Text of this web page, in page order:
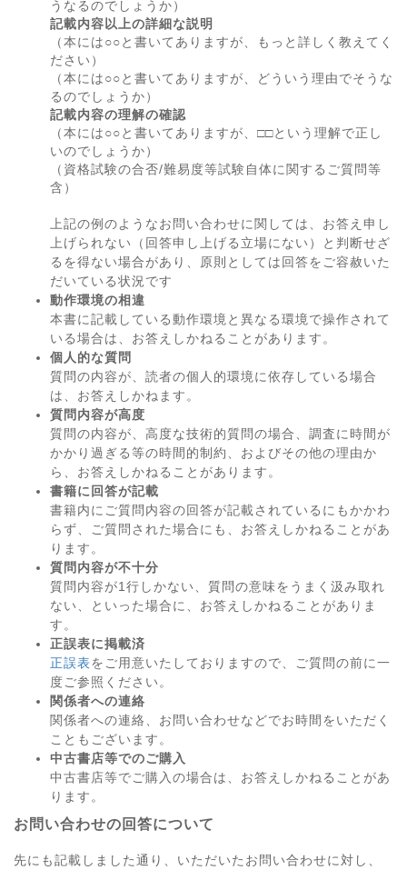
うなるのでしょうか）
記載内容以上の詳細な説明
（本には○○と書いてありますが、もっと詳しく教えてく
ださい）
（本には○○と書いてありますが、どういう理由でそうな
るのでしょうか）
記載内容の理解の確認
（本には○○と書いてありますが、□□という理解で正し
いのでしょうか）
（資格試験の合否/難易度等試験自体に関するご質問等
含）
上記の例のようなお問い合わせに関しては、お答え申し
上げられない（回答申し上げる立場にない）と判断せざ
るを得ない場合があり、原則としては回答をご容赦いた
だいている状況です
動作環境の相違
本書に記載している動作環境と異なる環境で操作されて
いる場合は、お答えしかねることがあります。
個人的な質問
質問の内容が、読者の個人的環境に依存している場合
は、お答えしかねます。
質問内容が高度
質問の内容が、高度な技術的質問の場合、調査に時間が
かかり過ぎる等の時間的制約、およびその他の理由か
ら、お答えしかねることがあります。
書籍に回答が記載
書籍内にご質問内容の回答が記載されているにもかかわ
らず、ご質問された場合にも、お答えしかねることがあ
ります。
質問内容が不十分
質問内容が1行しかない、質問の意味をうまく汲み取れ
ない、といった場合に、お答えしかねることがありま
す。
正誤表に掲載済
正誤表をご用意いたしておりますので、ご質問の前に一
度ご参照ください。
関係者への連絡
関係者への連絡、お問い合わせなどでお時間をいただく
こともございます。
中古書店等でのご購入
中古書店等でご購入の場合は、お答えしかねることがあ
ります。
お問い合わせの回答について
先にも記載しました通り、いただいたお問い合わせに対し、